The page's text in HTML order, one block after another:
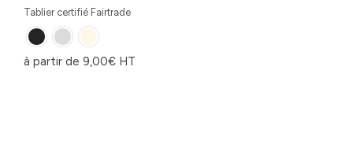
Tablier certifié Fairtrade
à partir de 9,00€ HT